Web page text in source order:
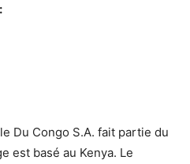
Du Congo S.A. fait partie du
est basé au Kenya. Le